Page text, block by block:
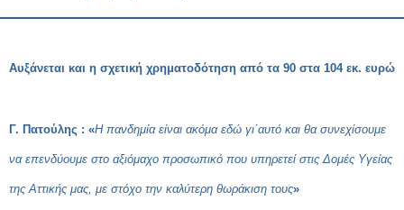
Αυξάνεται και η σχετική χρηματοδότηση από τα 90 στα 104 εκ. ευρώ
Γ. Πατούλης : «Η πανδημία είναι ακόμα εδώ γι΄αυτό και θα συνεχίσουμε
να επενδύουμε στο αξιόμαχο προσωπικό που υπηρετεί στις Δομές Υγείας
της Αττικής μας, με στόχο την καλύτερη θωράκιση τους»